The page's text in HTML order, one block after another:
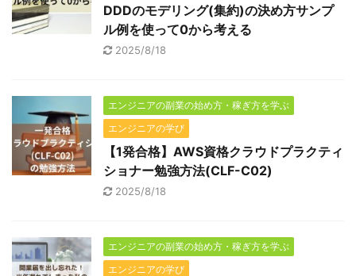
DDDのモデリング(集約)の決め方サンプ
ル例を使って0から考える
2025/8/18
エンジニアの副業の始め方・稼ぎ方を学ぶ
エンジニアの学び
【1発合格】AWS資格クラウドプラクティ
ショナー勉強方法(CLF-C02)
2025/8/18
エンジニアの副業の始め方・稼ぎ方を学ぶ
エンジニアの学び